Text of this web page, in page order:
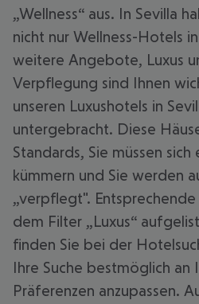
„Wellness“ aus. In Sevilla
nicht nur Wellness-Hotels
weitere Angebote, Luxus
Verpflegung sind Ihnen
unseren Luxushotels in
untergebracht. Diese
Standards, Sie müssen
kümmern und Sie werden
„verpflegt".
dem Filter „Luxus“
finden Sie bei der
Ihre Suche bestmöglich an
Präferenzen anzupassen.